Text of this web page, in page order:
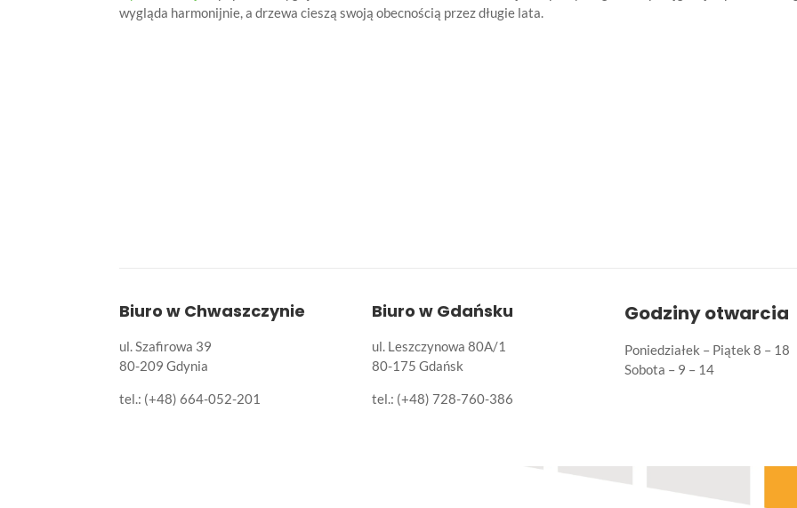
wygląda harmonijnie, a drzewa cieszą swoją obecnością przez długie lata.
Biuro w Chwaszczynie
ul. Szafirowa 39
80-209 Gdynia
tel.: (+48) 664-052-201
Biuro w Gdańsku
ul. Leszczynowa 80A/1
80-175 Gdańsk
tel.: (+48) 728-760-386
Godziny otwarcia
Poniedziałek – Piątek 8 – 18
Sobota – 9 – 14